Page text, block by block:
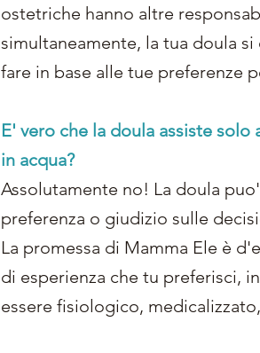
ostetriche hanno altre
simultaneamente, la tua doula
fare in base alle tue preferenze
E' vero che la doula assiste
in acqua?
Assolutamente no! La doula
preferenza o giudizio sulle
La promessa di Mamma Ele è
di esperienza che tu preferisci,
essere fisiologico,